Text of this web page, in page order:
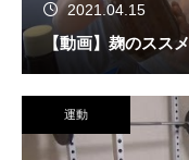
2021.04.15
【動画】麹のススメ
運動